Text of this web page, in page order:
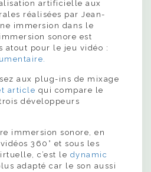
artificielle aux
réalisées par Jean-
immersion dans le
sonore est
atout pour le jeu vidéo :
aux plug-ins de mixage
article qui compare le
développeurs
immersion sonore, en
360° et sous les
c’est le dynamic
adapté car le son aussi